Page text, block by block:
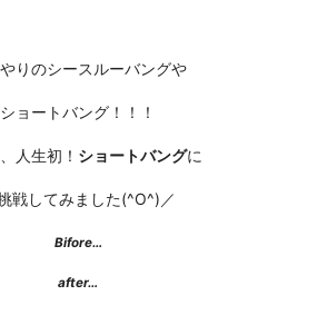
りのシースルーバングや
ショートバング！！！
人生初！ ショートバングに
戦してみました(^O^)／
Bifore…
after…